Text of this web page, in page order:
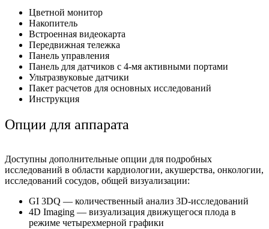
Цветной монитор
Накопитель
Встроенная видеокарта
Передвижная тележка
Панель управления
Панель для датчиков с 4-мя активными портами
Ультразвуковые датчики
Пакет расчетов для основных исследований
Инструкция
Опции для аппарата
Доступны дополнительные опции для подробных
исследований в области кардиологии, акушерства, онкологии,
исследований сосудов, общей визуализации:
GI 3DQ — количественный анализ 3D-исследований
4D Imaging — визуализация движущегося плода в
режиме четырехмерной графики